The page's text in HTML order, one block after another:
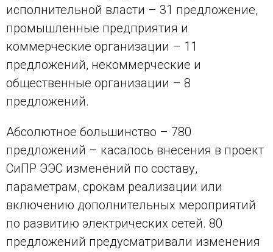
исполнительной власти – 31 предложение,
промышленные предприятия и
коммерческие организации – 11
предложений, некоммерческие и
общественные организации – 8
предложений.
Абсолютное большинство – 780
предложений – касалось внесения в проект
СиПР ЭЭС изменений по составу,
параметрам, срокам реализации или
включению дополнительных мероприятий
по развитию электрических сетей. 80
предложений предусматривали изменения